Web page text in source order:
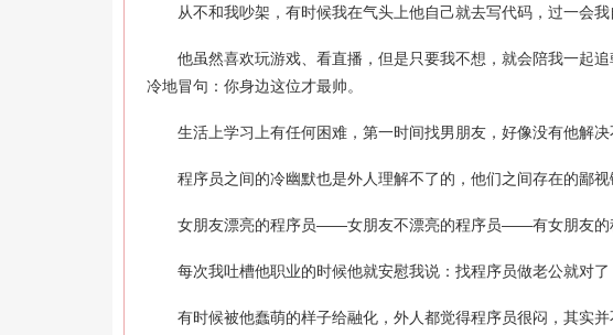
从不和我吵架，有时候我在气头上他自己就去写代码，过一会我
他虽然喜欢玩游戏、看直播，但是只要我不想，就会陪我一起追
冷地冒句：你身边这位才最帅。
生活上学习上有任何困难，第一时间找男朋友，好像没有他解决
程序员之间的冷幽默也是外人理解不了的，他们之间存在的鄙视
女朋友漂亮的程序员——女朋友不漂亮的程序员——有女朋友的
每次我吐槽他职业的时候他就安慰我说：找程序员做老公就对了
有时候被他蠢萌的样子给融化，外人都觉得程序员很闷，其实并